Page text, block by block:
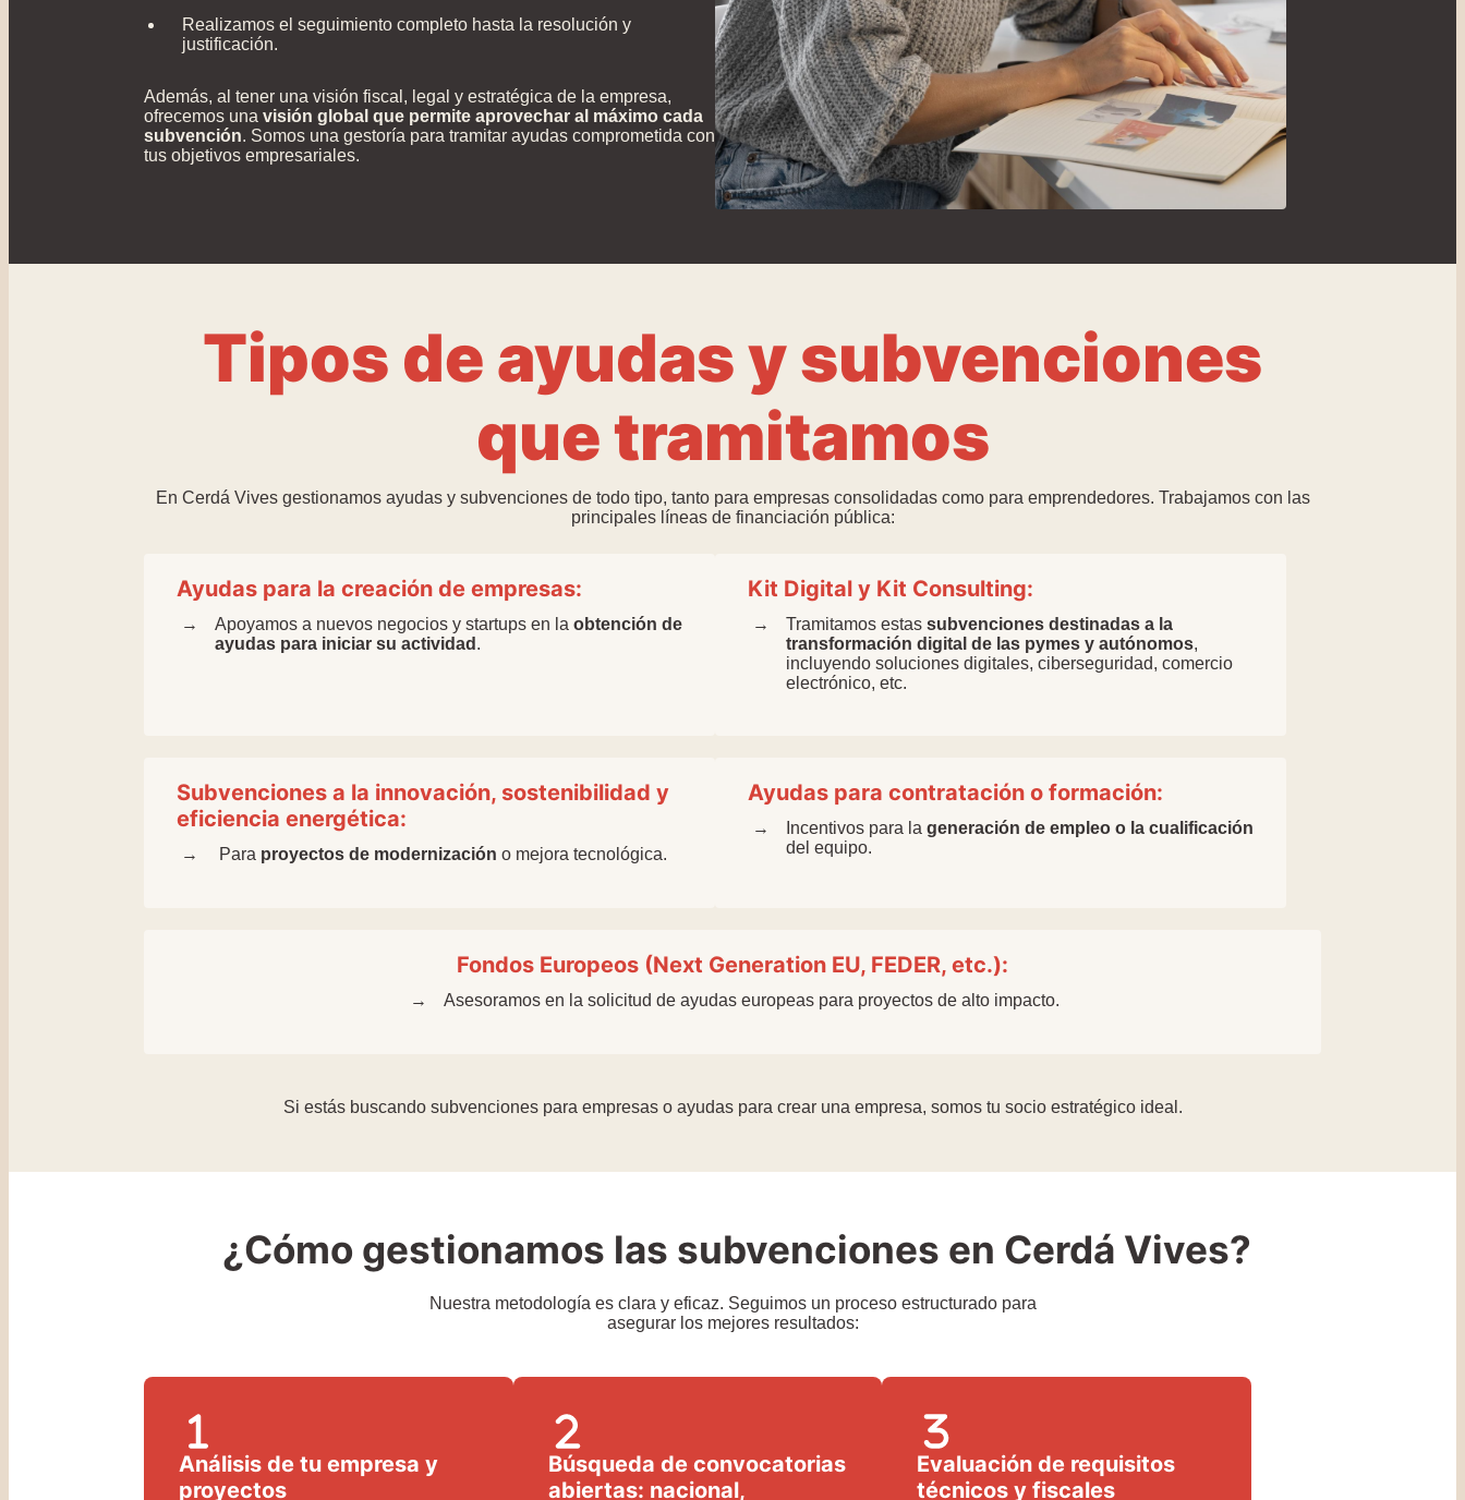
Realizamos el seguimiento completo hasta la resolución y
justificación.
Además, al tener una visión fiscal, legal y estratégica de la empresa,
ofrecemos una visión global que permite aprovechar al máximo cada
subvención. Somos una gestoría para tramitar ayudas comprometida con
tus objetivos empresariales.
Tipos de ayudas y subvenciones
que tramitamos
En Cerdá Vives gestionamos ayudas y subvenciones de todo tipo, tanto para empresas consolidadas como para emprendedores. Trabajamos con las
principales líneas de financiación pública:
Ayudas para la creación de empresas:
Apoyamos a nuevos negocios y startups en la obtención de
ayudas para iniciar su actividad .
Kit Digital y Kit Consulting:
Tramitamos estas subvenciones destinadas a la
transformación digital de las pymes y autónomos,
incluyendo soluciones digitales, ciberseguridad, comercio
electrónico, etc.
Subvenciones a la innovación, sostenibilidad y
eficiencia energética:
Para proyectos de modernización o mejora tecnológica.
Ayudas para contratación o formación:
Incentivos para la generación de empleo o la cualificación
del equipo.
Fondos Europeos (Next Generation EU, FEDER, etc.):
Asesoramos en la solicitud de ayudas europeas para proyectos de alto impacto.
Si estás buscando subvenciones para empresas o ayudas para crear una empresa, somos tu socio estratégico ideal.
¿Cómo gestionamos las subvenciones en Cerdá Vives?
Nuestra metodología es clara y eficaz. Seguimos un proceso estructurado para
asegurar los mejores resultados:
Análisis de tu empresa y
proyectos
Búsqueda de convocatorias
abiertas: nacional,
Evaluación de requisitos
técnicos y fiscales